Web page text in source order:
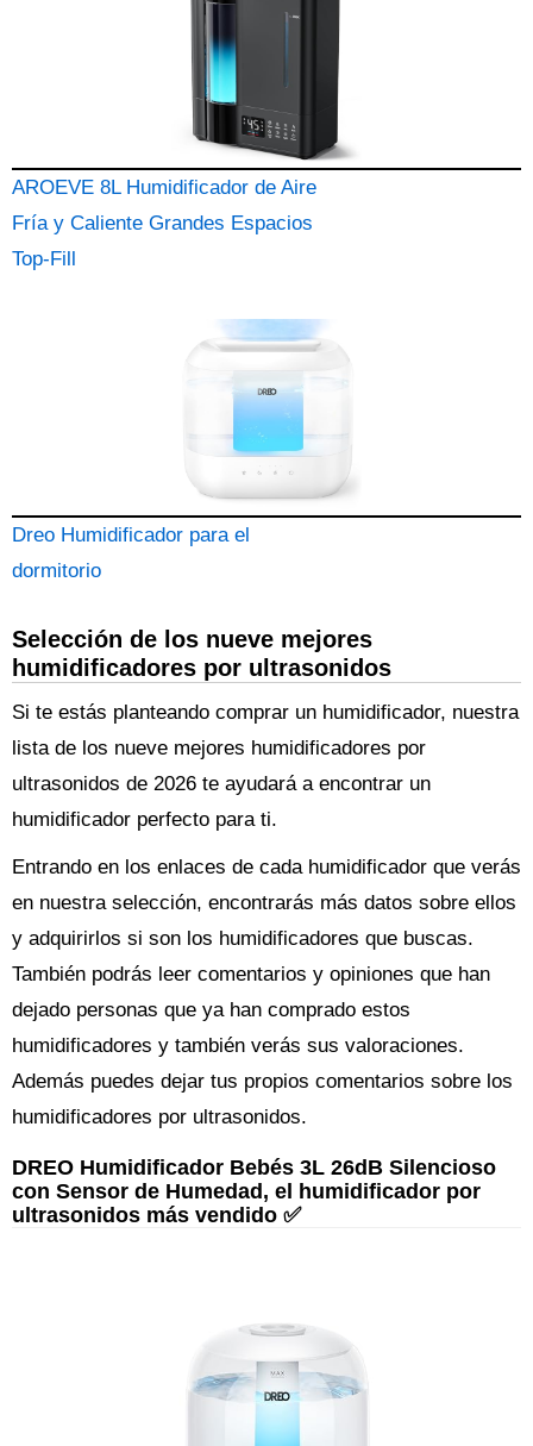
AROEVE 8L Humidificador de Aire
Fría y Caliente Grandes Espacios
Top-Fill
Dreo Humidificador para el
dormitorio
Selección de los nueve mejores
humidificadores por ultrasonidos
Si te estás planteando comprar un humidificador, nuestra
lista de los nueve mejores humidificadores por
ultrasonidos de 2026 te ayudará a encontrar un
humidificador perfecto para ti.
Entrando en los enlaces de cada humidificador que verás
en nuestra selección, encontrarás más datos sobre ellos
y adquirirlos si son los humidificadores que buscas.
También podrás leer comentarios y opiniones que han
dejado personas que ya han comprado estos
humidificadores y también verás sus valoraciones.
Además puedes dejar tus propios comentarios sobre los
humidificadores por ultrasonidos.
DREO Humidificador Bebés 3L 26dB Silencioso
con Sensor de Humedad, el humidificador por
ultrasonidos más vendido ✅